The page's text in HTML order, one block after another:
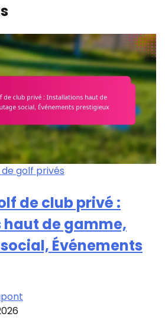
golf privés
de club privé :
de gamme,
Événements